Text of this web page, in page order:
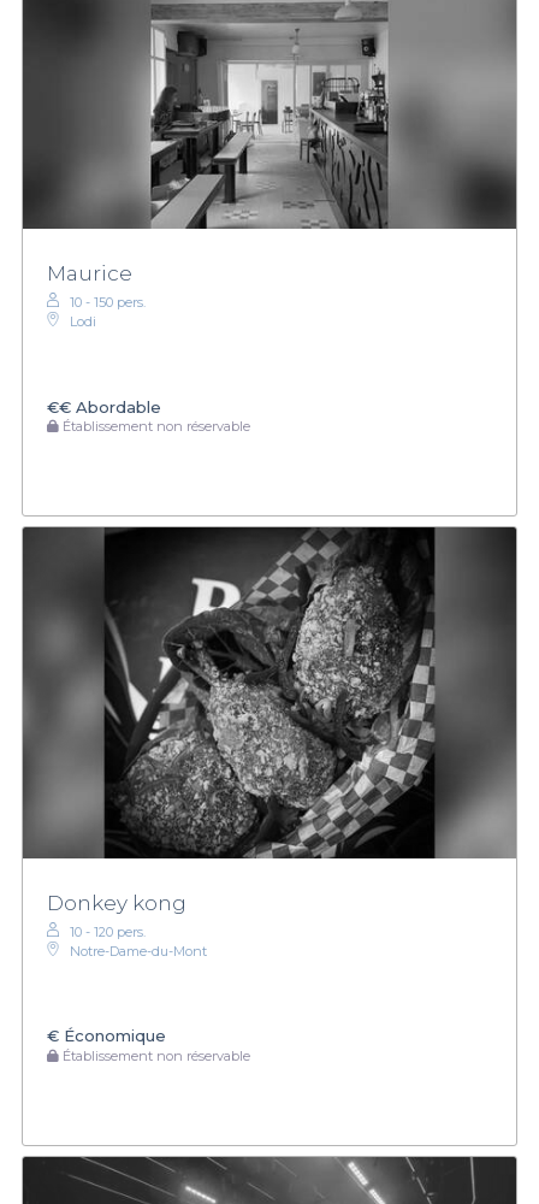
Maurice
10 - 150 pers.
Lodi
€€ Abordable
Établissement non réservable
Donkey kong
10 - 120 pers.
Notre-Dame-du-Mont
€ Économique
Établissement non réservable